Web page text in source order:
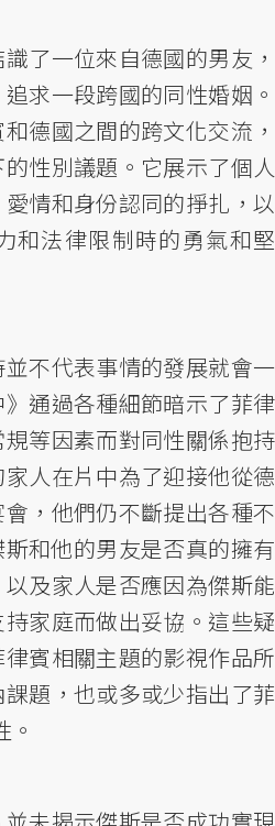
了一位來自德國的男友，
求一段跨國的同性婚姻。
德國之間的跨文化交流，
性別議題。它展示了個人
情和身份認同的掙扎，以
和法律限制時的勇氣和堅
不代表事情的發展就會一
通過各種細節暗示了菲律
等因素而對同性關係抱持
人在片中為了迎接他從德
，他們仍不斷提出各種不
和他的男友是否真的擁有
及家人是否應因為傑斯能
家庭而做出妥協。這些疑
賓相關主題的影視作品所
題，也或多或少指出了菲